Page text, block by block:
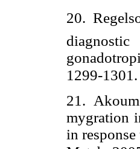
20.
1299-1301.
21.
mygration
in